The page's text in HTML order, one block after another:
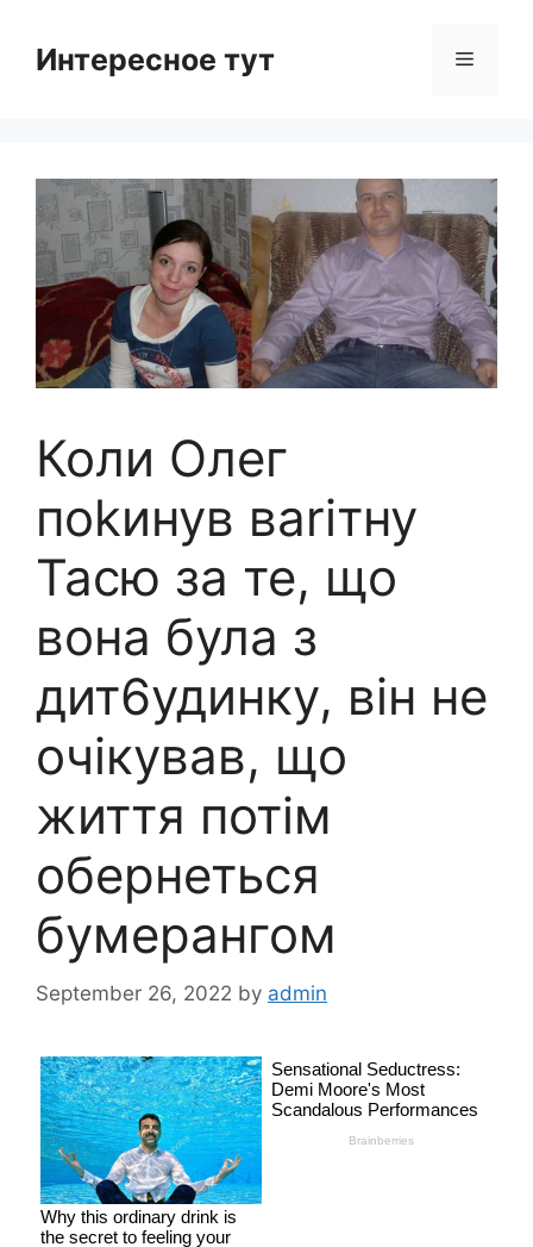
contentИнтересное тут Menu
Коли Олег
поkинув ваrітну
Тасю за те, що
вона була з
дит6удинку, він не
очікував, що
життя потім
обернеться
бумерангом
September 26, 2022 by admin